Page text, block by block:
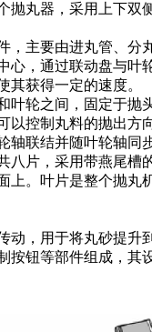
抛丸器，采用上下双
，主要由进丸管、分
心，通过联动盘与叶
其获得一定的速度。
叶轮之间，固定于抛
以控制丸料的抛出方
轴联结并随叶轮轴同
八片，采用带燕尾槽
上。叶片是整个抛丸
动，用于将丸砂提升
按钮等部件组成，其